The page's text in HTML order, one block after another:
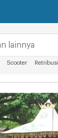
Scooter Retribusi